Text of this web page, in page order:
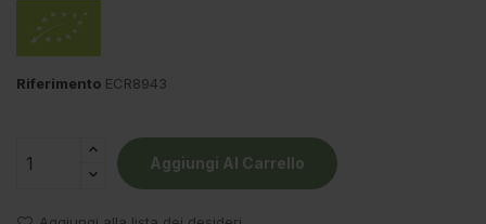
Riferimento ECR8943
Aggiungi Al Carrello